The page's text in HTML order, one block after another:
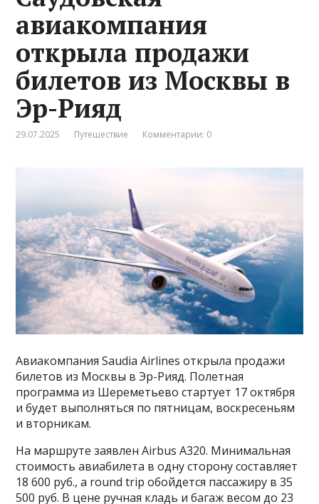
авиакомпания
открыла продажи
билетов из Москвы в
Эр-Рияд
29.07.2025 Путешествие Комментарии: 0
Авиакомпания Saudia Airlines открыла продажи
билетов из Москвы в Эр-Рияд. Полетная
программа из Шереметьево стартует 17 октября
и будет выполняться по пятницам, воскресеньям
и вторникам.
На маршруте заявлен Airbus A320. Минимальная
стоимость авиабилета в одну сторону составляет
18 600 руб., а round trip обойдется пассажиру в 35
500 руб. В цене ручная кладь и багаж весом до 23